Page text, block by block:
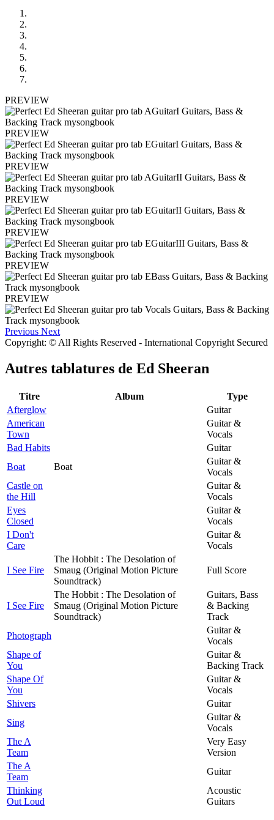
PREVIEW
PREVIEW
PREVIEW
PREVIEW
PREVIEW
PREVIEW
PREVIEW
Previous Next
Copyright: © All Rights Reserved - International Copyright Secured
Autres tablatures de Ed Sheeran
Titre Album
Type
Afterglow
Guitar
American
Town
Guitar &
Vocals
Bad Habits
Guitar
Boat
Boat
Guitar &
Vocals
Castle on
the Hill
Guitar &
Vocals
Eyes
Closed
Guitar &
Vocals
I Don't
Care
Guitar &
Vocals
I See Fire
The Hobbit : The Desolation of
Smaug (Original Motion Picture
Soundtrack)
Full Score
I See Fire
The Hobbit : The Desolation of
Smaug (Original Motion Picture
Soundtrack)
Guitars, Bass
& Backing
Track
Photograph
Guitar &
Vocals
Shape of
You
Guitar &
Backing Track
Shape Of
You
Guitar &
Vocals
Shivers
Guitar
Sing
Guitar &
Vocals
The A
Team
Very Easy
Version
The A
Team
Guitar
Thinking
Out Loud
Acoustic
Guitars